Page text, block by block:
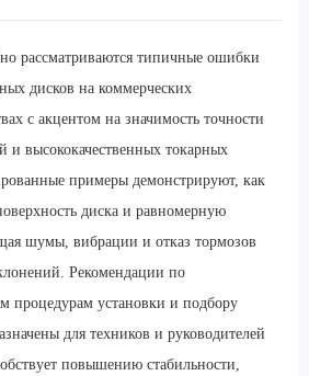
рассматриваются типичные ошибки
дисков на коммерческих
с акцентом на значимость точности
и высококачественных токарных
примеры демонстрируют, как
диска и равномерную
шумы, вибрации и отказ тормозов
Рекомендации по
процедурам установки и подбору
для техников и руководителей
повышению стабильности,